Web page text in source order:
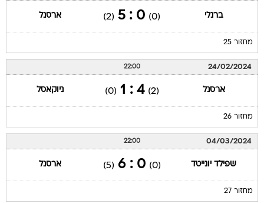
ברנלי (0)
0 : 5
(2) ארסנל
מחזור 25
24/02/2024
22:00
ארסנל (2)
4 : 1
(0) ניוקאסל
מחזור 26
04/03/2024
22:00
שפילד יונייטד (0)
0 : 6
(5) ארסנל
מחזור 27